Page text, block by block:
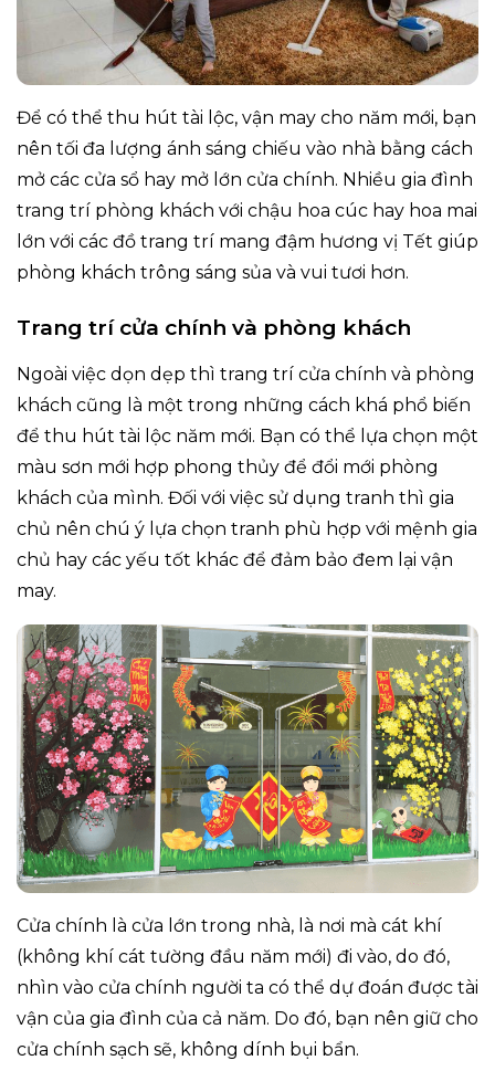
Để có thể thu hút tài lộc, vận may cho năm mới, bạn
nên tối đa lượng ánh sáng chiếu vào nhà bằng cách
mở các cửa sổ hay mở lớn cửa chính. Nhiều gia đình
trang trí phòng khách với chậu hoa cúc hay hoa mai
lớn với các đồ trang trí mang đậm hương vị Tết giúp
phòng khách trông sáng sủa và vui tươi hơn.
Trang trí cửa chính và phòng khách
Ngoài việc dọn dẹp thì trang trí cửa chính và phòng
khách cũng là một trong những cách khá phổ biến
để thu hút tài lộc năm mới. Bạn có thể lựa chọn một
màu sơn mới hợp phong thủy để đổi mới phòng
khách của mình. Đối với việc sử dụng tranh thì gia
chủ nên chú ý lựa chọn tranh phù hợp với mệnh gia
chủ hay các yếu tốt khác để đảm bảo đem lại vận
may.
Cửa chính là cửa lớn trong nhà, là nơi mà cát khí
(không khí cát tường đầu năm mới) đi vào, do đó,
nhìn vào cửa chính người ta có thể dự đoán được tài
vận của gia đình của cả năm. Do đó, bạn nên giữ cho
cửa chính sạch sẽ, không dính bụi bẩn.